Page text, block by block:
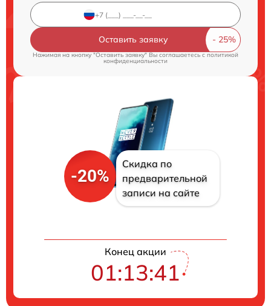
Оставить заявку
Нажимая на кнопку "Оставить заявку" Вы соглашаетесь c политикой
конфиденциальности
-20%
Скидка по
предварительной
записи на сайте
Конец акции
01:13:41